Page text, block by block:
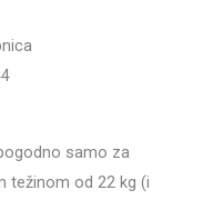
samo za
težinom od 22 kg (i